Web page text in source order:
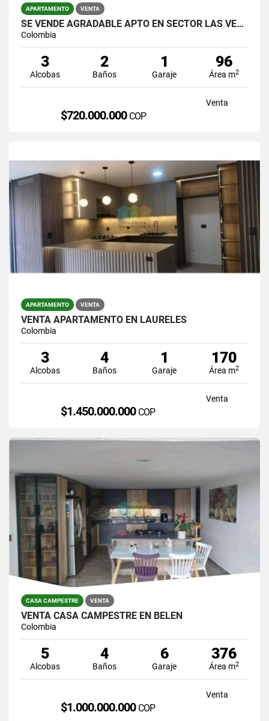
APARTAMENTO VENTA
SE VENDE AGRADABLE APTO EN SECTOR LAS VEGAS,CERCA A JUMBO.
Colombia
3
Alcobas
2
Baños
1
Garaje
96
Área m2
Venta
$720.000.000 COP
APARTAMENTO VENTA
VENTA APARTAMENTO EN LAURELES
Colombia
3
Alcobas
4
Baños
1
Garaje
170
Área m2
Venta
$1.450.000.000 COP
CASA CAMPESTRE VENTA
VENTA CASA CAMPESTRE EN BELEN
Colombia
5
Alcobas
4
Baños
6
Garaje
376
Área m2
Venta
$1.000.000.000 COP